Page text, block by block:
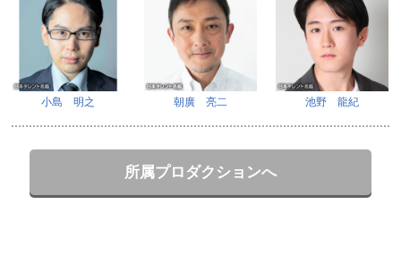
小島 明之 朝廣 亮二 池野 龍紀
所属プロダクションへ